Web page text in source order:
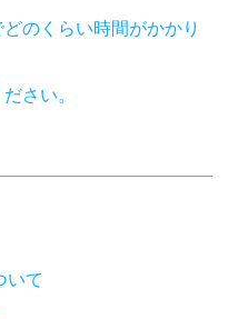
のくらい時間がかかり
さい。
いて